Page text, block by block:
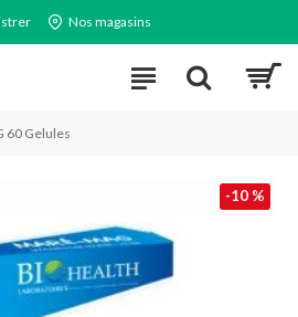
Nos magasins
60 Gelules
-10 %